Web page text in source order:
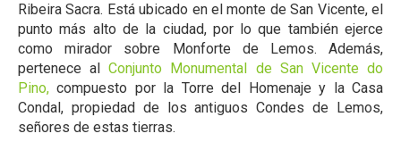
Ribeira Sacra. Está ubicado en el monte de San Vicente, el
punto más alto de la ciudad, por lo que también ejerce
como mirador sobre Monforte de Lemos. Además,
pertenece alConjunto Monumental de San Vicente do
Pino, compuesto por la Torre del Homenaje y la Casa
Condal, propiedad de los antiguos Condes de Lemos,
señores de estas tierras.